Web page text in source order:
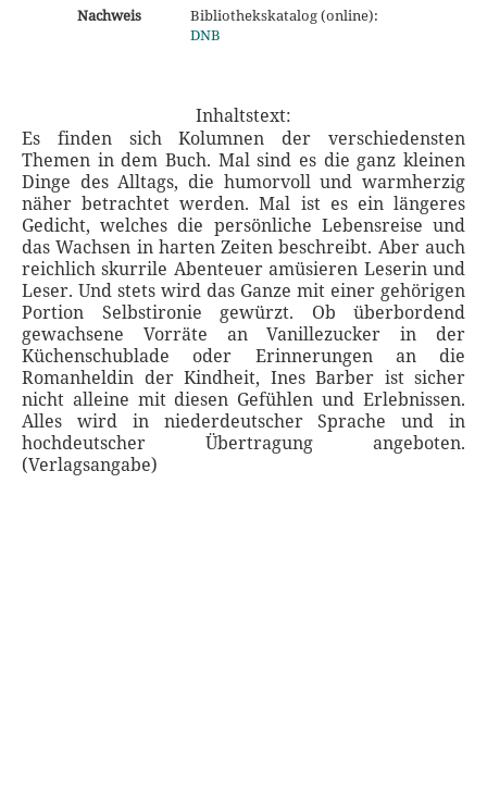
Nachweis
Bibliothekskatalog (online):
DNB
Inhaltstext:
Es finden sich Kolumnen der verschiedensten
Themen in dem Buch. Mal sind es die ganz kleinen
Dinge des Alltags, die humorvoll und warmherzig
näher betrachtet werden. Mal ist es ein längeres
Gedicht, welches die persönliche Lebensreise und
das Wachsen in harten Zeiten beschreibt. Aber auch
reichlich skurrile Abenteuer amüsieren Leserin und
Leser. Und stets wird das Ganze mit einer gehörigen
Portion Selbstironie gewürzt. Ob überbordend
gewachsene Vorräte an Vanillezucker in der
Küchenschublade oder Erinnerungen an die
Romanheldin der Kindheit, Ines Barber ist sicher
nicht alleine mit diesen Gefühlen und Erlebnissen.
Alles wird in niederdeutscher Sprache und in
hochdeutscher Übertragung angeboten.
(Verlagsangabe)